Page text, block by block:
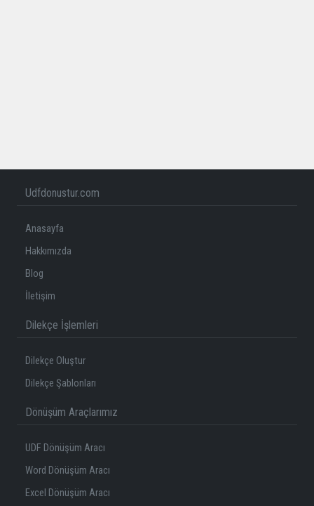
Udfdonustur.com
Anasayfa
Hakkımızda
Blog
İletişim
Dilekçe İşlemleri
Dilekçe Oluştur
Dilekçe Şablonları
Dönüşüm Araçlarımız
UDF Dönüşüm Aracı
Word Dönüşüm Aracı
Excel Dönüşüm Aracı